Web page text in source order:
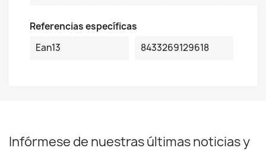
Referencias específicas
Ean13
8433269129618
Infórmese de nuestras últimas noticias y